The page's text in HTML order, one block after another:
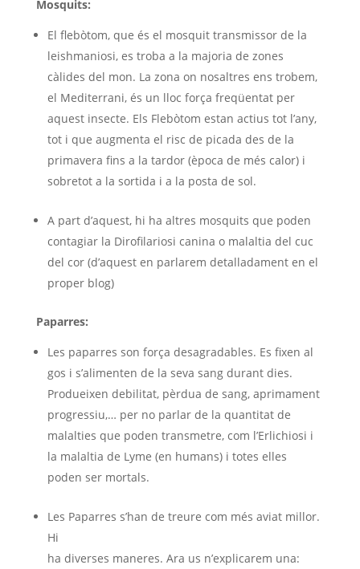
Mosquits:
El flebòtom, que és el mosquit transmissor de la
leishmaniosi, es troba a la majoria de zones
càlides del mon. La zona on nosaltres ens trobem,
el Mediterrani, és un lloc força freqüentat per
aquest insecte. Els Flebòtom estan actius tot l’any,
tot i que augmenta el risc de picada des de la
primavera fins a la tardor (època de més calor) i
sobretot a la sortida i a la posta de sol.
A part d’aquest, hi ha altres mosquits que poden
contagiar la Dirofilariosi canina o malaltia del cuc
del cor (d’aquest en parlarem detalladament en el
proper blog)
Paparres:
Les paparres son força desagradables. Es fixen al
gos i s’alimenten de la seva sang durant dies.
Produeixen debilitat, pèrdua de sang, aprimament
progressiu,… per no parlar de la quantitat de
malalties que poden transmetre, com l’Erlichiosi i
la malaltia de Lyme (en humans) i totes elles
poden ser mortals.
Les Paparres s’han de treure com més aviat millor.
Hi
ha diverses maneres. Ara us n’explicarem una: